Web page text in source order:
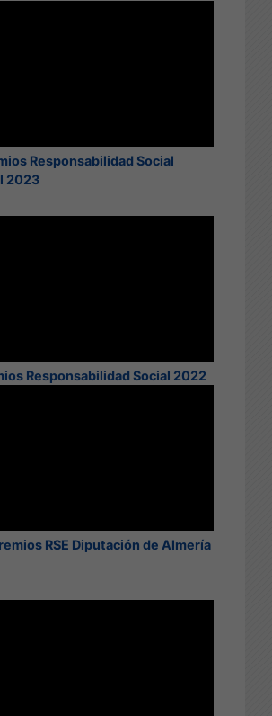
Responsabilidad Social
2023
Responsabilidad Social 2022
RSE Diputación de Almería